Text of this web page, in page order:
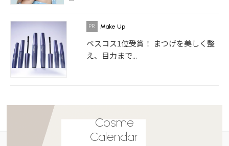
Make Up
ベスコス1位受賞！ まつげを美しく整
え、目力まで...
Cosme
Calendar